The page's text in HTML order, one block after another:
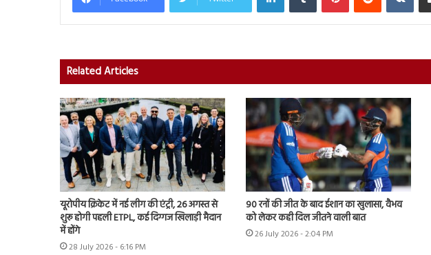
Related Articles
यूरोपीय क्रिकेट में नई लीग की एंट्री, 26 अगस्त से
शुरू होगी पहली ETPL, कई दिग्गज खिलाड़ी मैदान
में होंगे
28 July 2026 - 6:16 PM
90 रनों की जीत के बाद ईशान का खुलासा, वैभव
को लेकर कही दिल जीतने वाली बात
26 July 2026 - 2:04 PM